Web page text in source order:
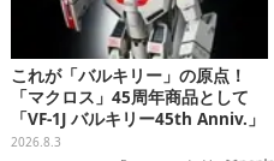
これが「バルキリー」の原点！
「マクロス」45周年商品として
「VF-1J バルキリー45th Anniv.」
が予約開始
2026.8.3